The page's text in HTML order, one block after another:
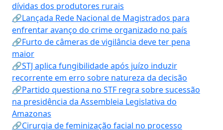
dívidas dos produtores rurais
🔗Lançada Rede Nacional de Magistrados para
enfrentar avanço do crime organizado no país
🔗Furto de câmeras de vigilância deve ter pena
maior
🔗STJ aplica fungibilidade após juízo induzir
recorrente em erro sobre natureza da decisão
🔗Partido questiona no STF regra sobre sucessão
na presidência da Assembleia Legislativa do
Amazonas
🔗Cirurgia de feminização facial no processo